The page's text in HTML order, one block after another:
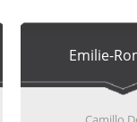
Emilie-